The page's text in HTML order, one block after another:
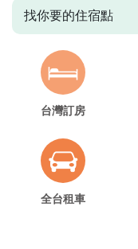
找你要的住宿點
台灣訂房
全台租車